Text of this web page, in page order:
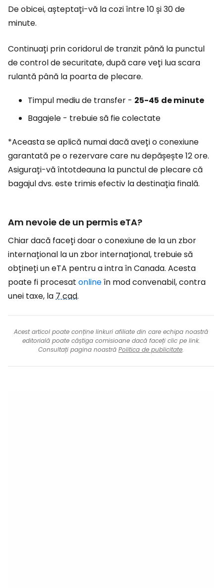
De obicei, așteptați-vă la cozi între 10 și 30 de
minute.
Continuați prin coridorul de tranzit până la punctul
de control de securitate, după care veți lua scara
rulantă până la poarta de plecare.
Timpul mediu de transfer - 25-45 de minute
Bagajele - trebuie să fie colectate
*Aceasta se aplică numai dacă aveți o conexiune
garantată pe o rezervare care nu depășește 12 ore.
Asigurați-vă întotdeauna la punctul de plecare că
bagajul dvs. este trimis efectiv la destinația finală.
Am nevoie de un permis eTA?
Chiar dacă faceți doar o conexiune de la un zbor
internațional la un zbor internațional, trebuie să
obțineți un eTA pentru a intra în Canada. Acesta
poate fi procesat onlineîn mod convenabil, contra
unei taxe, la7 cad.
Acest articol poate conține linkuri afiliate din care echipa noastră
editorială poate câștiga comisioane dacă faceți clic pe link.
Consultați pagina noastră Politica de publicitate.